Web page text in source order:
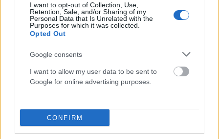
I want to opt-out of Collection, Use,
Retention, Sale, and/or Sharing of my
Personal Data that Is Unrelated with the
Purposes for which it was collected.
Opted Out
Google consents
I want to allow my user data to be sent to
Google for online advertising purposes.
CONFIRM
ΔΙΚΑΙΟΣΎΝΗ
Έκδοση στην Ελλάδα για την 46χρονη κατηγορούμενη
στην υπόθεση Marfin – Την Παρασκευή στον εισαγγελέα
ΑΝΑΡΤΗΘΗΚΕ ΑΠΟ DKATSAMADOU